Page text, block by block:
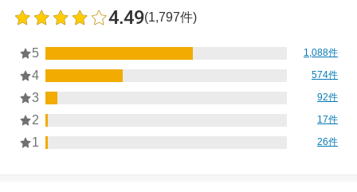
4.49(1,797件)
5 1,088件
4 574件
3 92件
2 17件
1 26件